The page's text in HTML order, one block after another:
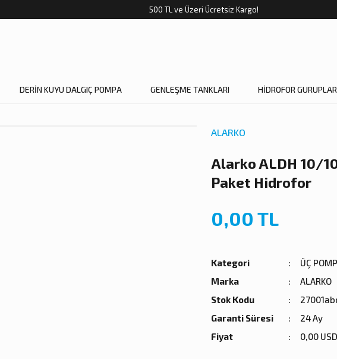
500 TL ve Üzeri Ücretsiz Kargo!
DERİN KUYU DALGIÇ POMPA GENLEŞME TANKLARI HİDROFOR
ALARKO
Alarko ALDH 10/
Paket Hidrofor
0,00 TL
Kategori
ÜÇ
Marka
ALARKO
Stok Kodu
Garanti Süresi
24 Ay
Fiyat
0,00